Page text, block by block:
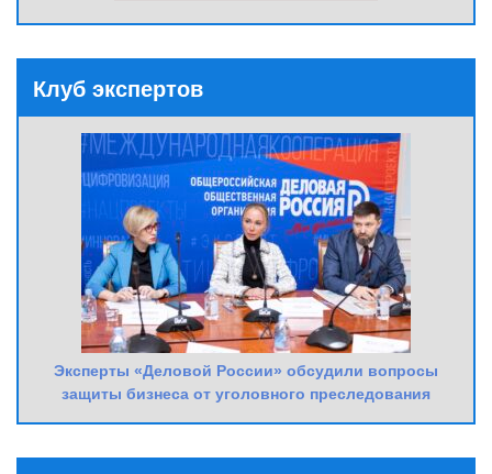
Клуб экспертов
Эксперты «Деловой России» обсудили вопросы
защиты бизнеса от уголовного преследования